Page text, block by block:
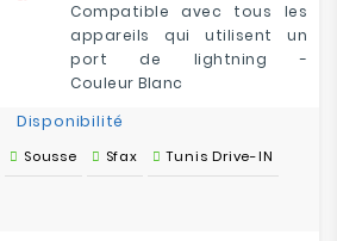
Compatible avec tous les
appareils qui utilisent un
port de lightning -
Couleur Blanc
Disponibilité
Sousse Sfax Tunis Drive-IN